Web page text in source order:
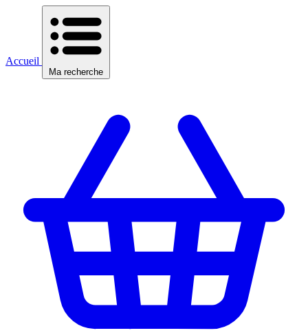
Accueil
Ma recherche